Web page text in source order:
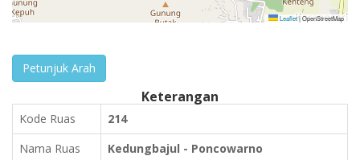
Leaflet|OpenStreetMap
Petunjuk Arah
Keterangan
Kode Ruas
214
Nama Ruas
Kedungbajul - Poncowarno